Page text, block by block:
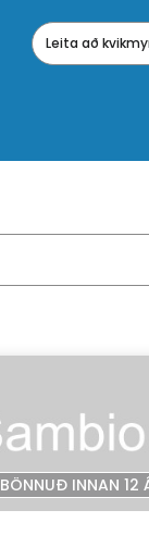
Leita að
BÖNNUÐ INNAN 12